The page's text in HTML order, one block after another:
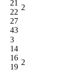
21
22
27
43
2
3
14
16
19
2